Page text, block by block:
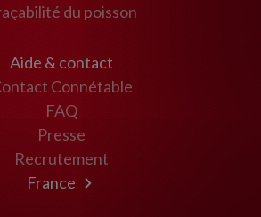
du poisson
Aide & contact
Connétable
FAQ
Presse
Recrutement
France